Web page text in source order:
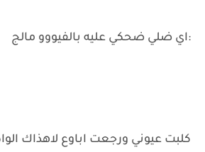
:اي ضلي ضحكي عليه بالفيووو مالج
كلبت عيوني ورجعت اباوع لاهذاك